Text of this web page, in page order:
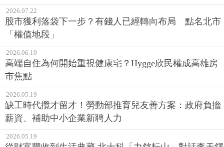
2026.07.22
股市獲利落袋下一步？有錢人已經轉向布局 點名北市
「權值地段」
2026.06.10
高端自住為何開始重視健康宅？Hygge欣民權成高雄房
市焦點
2026.05.19
缺工時代攬才留才！勞動部推育兒友善方案：政府負擔
薪資、補助中小企業新聘人力
2026.05.19